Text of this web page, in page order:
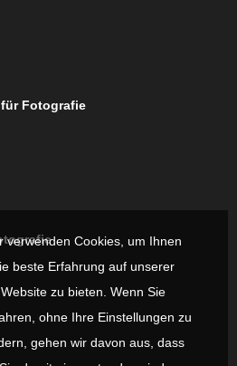
Fotografie
verwenden Cookies, um Ihnen
beste Erfahrung auf unserer
Website zu bieten. Wenn Sie
ohne Ihre Einstellungen zu
gehen wir davon aus, dass